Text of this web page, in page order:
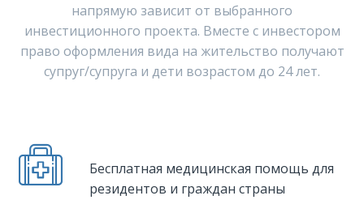
напрямую зависит от выбранного
инвестиционного проекта. Вместе с инвестором
право оформления вида на жительство получают
супруг/супруга и дети возрастом до 24 лет.
Бесплатная медицинская помощь для
резидентов и граждан страны